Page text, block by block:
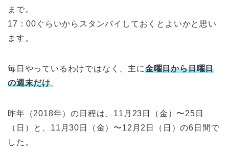
まで。
17：00ぐらいからスタンバイしておくとよいかと思い
ます。
毎日やっているわけではなく、主に金曜日から日曜日
の週末だけ。
昨年（2018年）の日程は、11月23日（金）〜25日
（日）と、11月30日（金）〜12月2日（日）の6日間で
した。